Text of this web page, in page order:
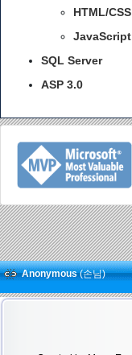
HTML/CSS
JavaScript
SQL Server
ASP 3.0
Anonymous(손님)